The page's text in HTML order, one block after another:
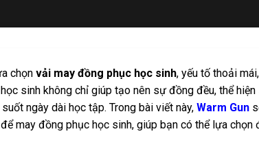
chọn vải may đồng phục học sinh, yếu tố thoải
sinh không chỉ giúp tạo nên sự đồng đều, thể
ngày dài học tập. Trong bài viết này, Warm Gun
may đồng phục học sinh, giúp bạn có thể lựa